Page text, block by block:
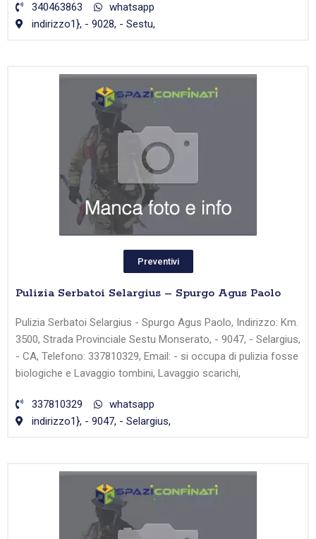
340463863
whatsapp
indirizzo1}, - 9028, - Sestu,
Preventivi
Pulizia Serbatoi Selargius – Spurgo Agus Paolo
Pulizia Serbatoi Selargius - Spurgo Agus Paolo, Indirizzo: Km.
3500, Strada Provinciale Sestu Monserato, - 9047, - Selargius,
- CA, Telefono: 337810329, Email: - si occupa di pulizia fosse
biologiche e Lavaggio tombini, Lavaggio scarichi,
337810329
whatsapp
indirizzo1}, - 9047, - Selargius,